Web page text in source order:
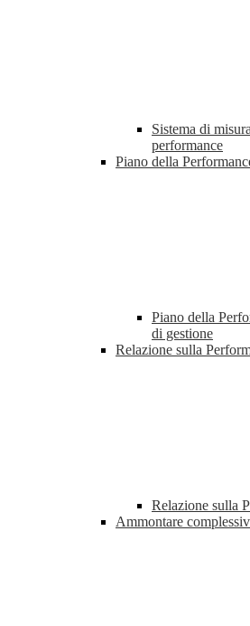
Sistema di
performance
Piano della
Piano della
di gestione
Relazione sulla
Relazione sulla
Ammontare